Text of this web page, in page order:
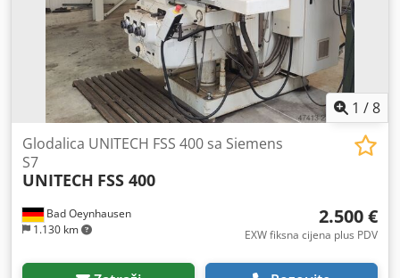
1 /8
Bad Oeynhausen
1.130 km
Glodalica UNITECH FSS 400 sa Siemens
S7
UNITECH FSS 400
2.500 €
EXW fiksna cijena plus PDV